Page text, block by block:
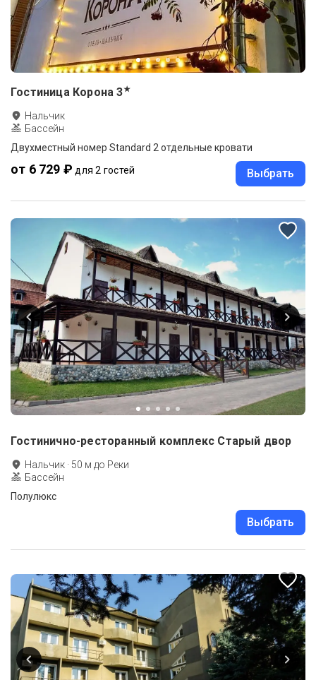
Гостиница Корона 3★
Нальчик
Бассейн
Двухместный номер Standard 2 отдельные кровати
от 6 729 ₽ для 2 гостей Выбрать
Гостинично-ресторанный комплекс Старый двор
Нальчик · 50 м до Реки
Бассейн
Полулюкс
Выбрать